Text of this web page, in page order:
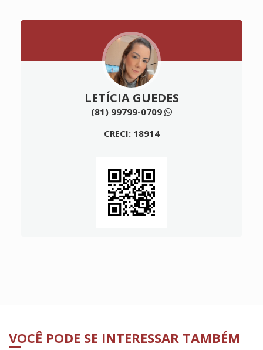
LETÍCIA GUEDES
(81) 99799-0709
CRECI: 18914
VOCÊ PODE SE INTERESSAR TAMBÉM